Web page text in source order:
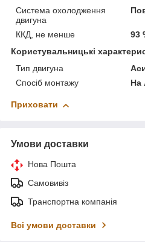
Система охолодження
двигуна
ККД, не менше
93
Користувальницькі
Тип двигуна
Спосіб монтажу
На
Приховати
Умови доставки
Нова Пошта
Самовивіз
Транспортна компанія
Всі умови доставки